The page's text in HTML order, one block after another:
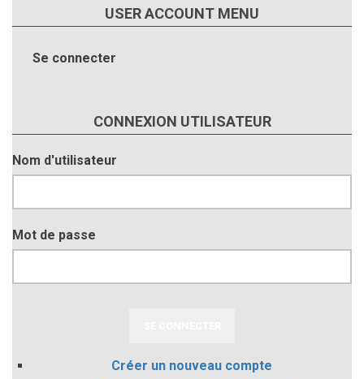
USER ACCOUNT MENU
Se connecter
CONNEXION UTILISATEUR
Nom d'utilisateur
Mot de passe
Créer un nouveau compte